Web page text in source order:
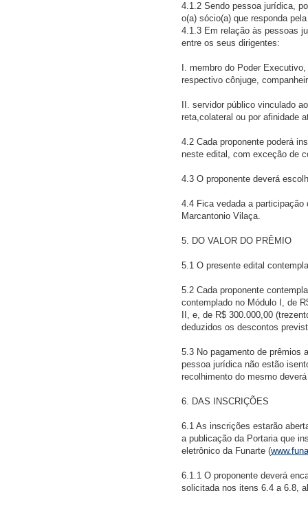
4.1.2 Sendo pessoa jurídica,
o(a) sócio(a) que responda
4.1.3 Em relação às pessoas
entre os seus dirigentes:
I. membro do Poder
respectivo cônjuge,
II. servidor público vinculado
reta,colateral ou por afinidade
4.2 Cada proponente poderá
neste edital, com exceção de
4.3 O proponente deverá
4.4 Fica vedada a
Marcantonio Vilaça.
5. DO VALOR DO PRÊMIO
5.1 O presente edital
5.2 Cada proponente
contemplado no Módulo I, de
II, e, de R$ 300.000,00
deduzidos os descontos
5.3 No pagamento de prêmios
pessoa jurídica não estão
recolhimento do mesmo
6. DAS INSCRIÇÕES
6.1 As inscrições estarão
a publicação da Portaria que
eletrônico da Funarte (
6.1.1 O proponente deverá
solicitada nos itens 6.4 a 6.8,